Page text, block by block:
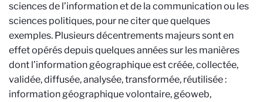
sciences de l’information et de la communication ou les
sciences politiques, pour ne citer que quelques
exemples. Plusieurs décentrements majeurs sont en
effet opérés depuis quelques années sur les manières
dont l’information géographique est créée, collectée,
validée, diffusée, analysée, transformée, réutilisée :
information géographique volontaire, géoweb,